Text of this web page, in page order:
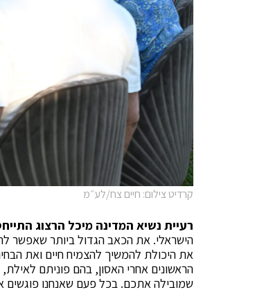
קרדיט צילום: חיים צח/לע״מ
רעיית נשיא המדינה מיכל הרצוג
הישראלי. את הכאב הגדול ביותר
את היכולת להמשיך להצמיח חיים ואת
הראשונים אחרי האסון, בהם פוניתם
שמובילה אתכם. בכל פעם שאנחנו פוגשים